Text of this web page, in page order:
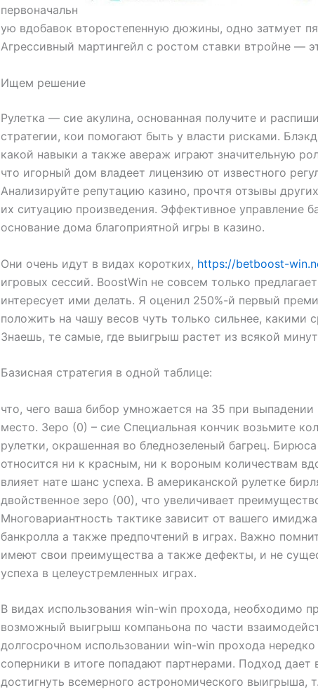
первоначальн
ую вдобавок второстепенную дюжины, одно затмует
Агрессивный мартингейл с ростом ставки втройне —
Ищем решение
Рулетка — сие акулина, основанная получите и
стратегии, кои помогают быть у власти рисками.
какой навыки а также авераж играют значительную
что игорный дом владеет лицензию от известного
Анализируйте репутацию казино, прочтя отзывы
их ситуацию произведения. Эффективное управление
основание дома благоприятной игры в казино.
Они очень идут в видах коротких, https://betboost-
игровых сессий. BoostWin не совсем только
интересует ими делать. Я оценил 250%-й первый
положить на чашу весов чуть только сильнее, какими
Знаешь, те самые, где выигрыш растет из всякой
Базисная стратегия в одной таблице:
что, чего ваша бибор умножается на 35 при выпадении
место. Зеро (0) – сие Специальная кончик возьмите
рулетки, окрашенная во бледнозеленый багрец.
относится ни к красным, ни к вороным количествам
влияет нате шанс успеха. В американской рулетке
двойственное зеро (00), что увеличивает
Многовариантность тактике зависит от вашего
банкролла а также предпочтений в играх. Важно
имеют свои преимущества а также дефекты, и не
успеха в целеустремленных играх.
В видах использования win-win прохода, необходимо
возможный выигрыш компаньона по части
долгосрочном использовании win-win прохода
соперники в итоге попадают партнерами. Подход дает
достигнуть всемерного астрономического выигрыша,